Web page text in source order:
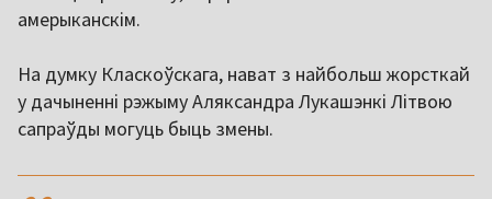
амерыканскім.
На думку Класкоўскага, нават з найбольш жорсткай
у дачыненні рэжыму Аляксандра Лукашэнкі Літвою
сапраўды могуць быць змены.
,,